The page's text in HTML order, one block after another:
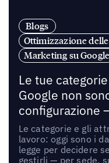
Blogs
Ottimizzazione
Marketing su Google
Le tue
Google non
configurazione
Le categorie e gli
lavoro: oggi sono i
legge per decidere
gestirli — per sede,